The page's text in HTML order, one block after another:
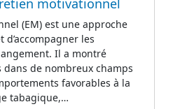
motivationnel
(EM) est une approche
les
Il a montré
dans de nombreux champs
favorables à la
tabagique,…